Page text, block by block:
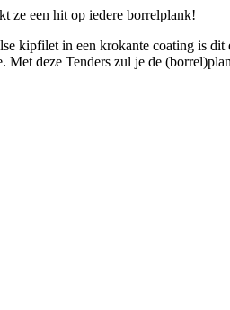
ze een hit op iedere borrelplank!
kipfilet in een krokante coating is
deze Tenders zul je de